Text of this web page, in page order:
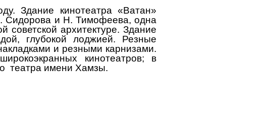
Здание кинотеатра «Ватан»
Сидорова и Н. Тимофеева, одна
советской архитектуре. Здание
глубокой лоджией. Резные
и резными карнизами.
кинотеатров; в
театра имени Хамзы.